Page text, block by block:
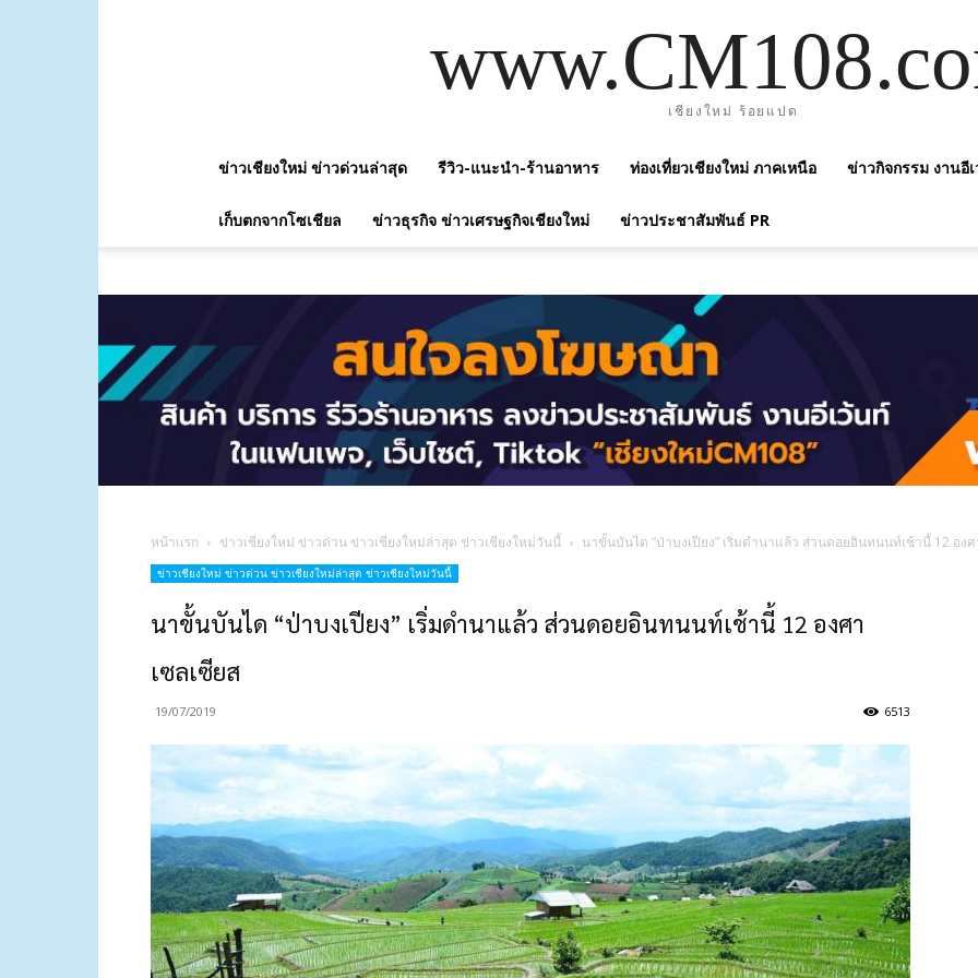
เชียงใหม่ ร้อยแปด
ข่าวเชียงใหม่ ข่าวด่วนล่าสุด รีวิว-แนะนำ-ร้านอาหาร ท่องเที่ยวเชียงใหม่ ภาคเหนือ ข่าวกิจกรรม งานอี
เก็บตกจากโซเชียล ข่าวธุรกิจ ข่าวเศรษฐกิจเชียงใหม่ ข่าวประชาสัมพันธ์ PR
หน้าแรก ข่าวเชียงใหม่ ข่าวด่วน ข่าวเชียงใหม่ล่าสุด ข่าวเชียงใหม่วันนี้ นาขั้นบันได “ป่าบงเปียง” เริ่มดำนาแล้ว ส่วนดอยอินทนนท์เช้านี้ 12 องศ
ข่าวเชียงใหม่ ข่าวด่วน ข่าวเชียงใหม่ล่าสุด ข่าวเชียงใหม่วันนี้
นาขั้นบันได “ป่าบงเปียง” เริ่มดำนาแล้ว ส่วนดอยอินทนนท์เช้านี้ 12 องศา
เซลเซียส
19/07/2019 6513